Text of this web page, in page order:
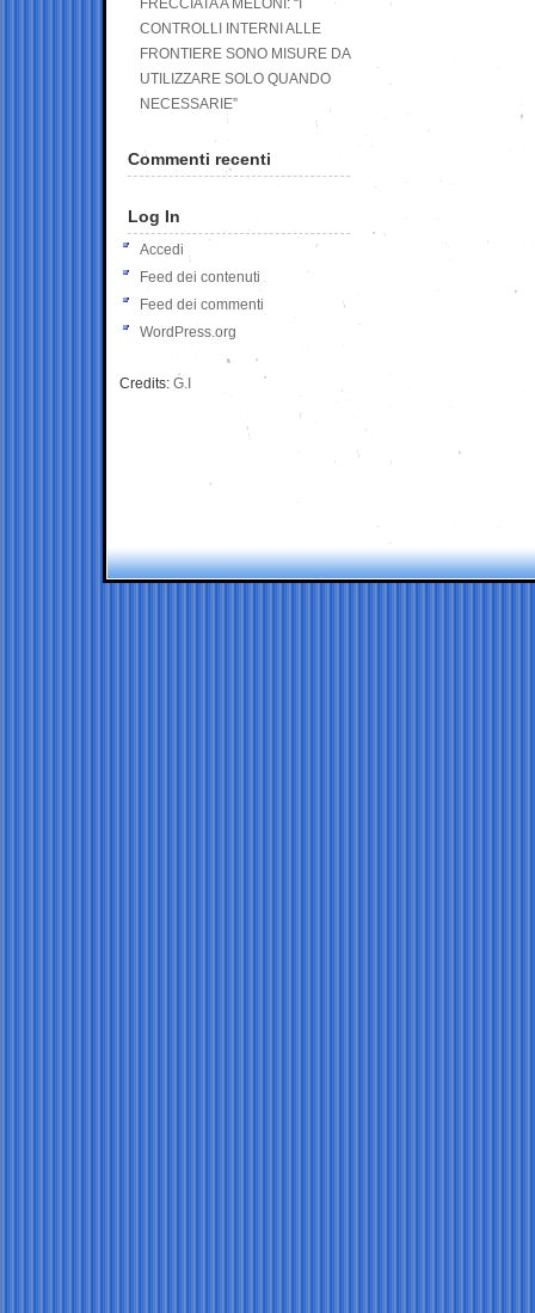
FRECCIATA A MELONI: “I
CONTROLLI INTERNI ALLE
FRONTIERE SONO MISURE DA
UTILIZZARE SOLO QUANDO
NECESSARIE”
Commenti recenti
Log In
Accedi
Feed dei contenuti
Feed dei commenti
WordPress.org
Credits: G.I